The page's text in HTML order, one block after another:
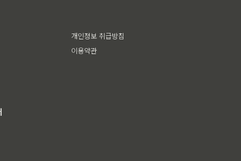
개인정보 취급방침
이용약관